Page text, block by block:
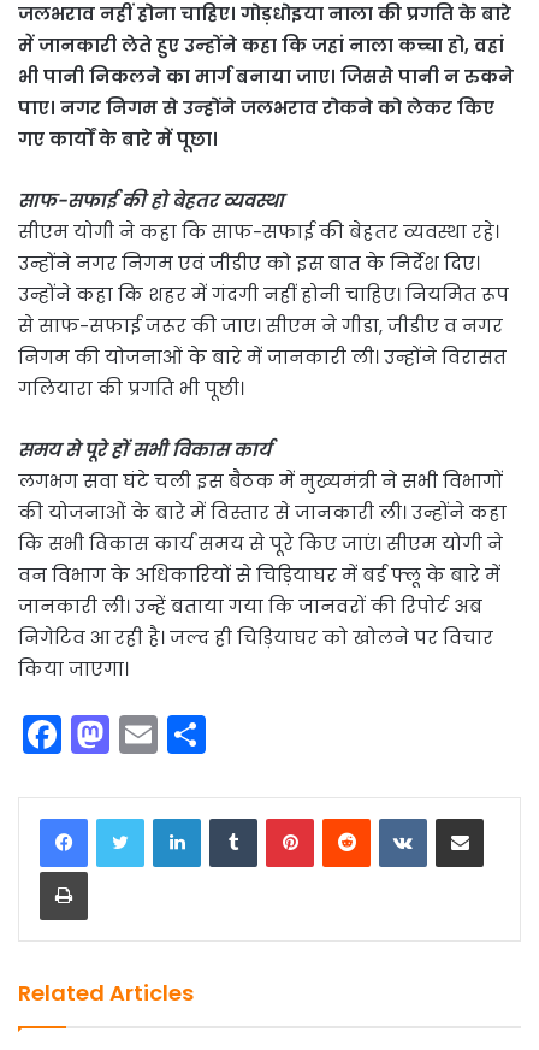
जलभराव नहीं होना चाहिए। गोड़धोइया नाला की प्रगति के बारे
में जानकारी लेते हुए उन्होंने कहा कि जहां नाला कच्चा हो, वहां
भी पानी निकलने का मार्ग बनाया जाए। जिससे पानी न रुकने
पाए। नगर निगम से उन्होंने जलभराव रोकने को लेकर किए
गए कार्यों के बारे में पूछा।
साफ-सफाई की हो बेहतर व्यवस्था
सीएम योगी ने कहा कि साफ-सफाई की बेहतर व्यवस्था रहे।
उन्होंने नगर निगम एवं जीडीए को इस बात के निर्देश दिए।
उन्होंने कहा कि शहर में गंदगी नहीं होनी चाहिए। नियमित रूप
से साफ-सफाई जरूर की जाए। सीएम ने गीडा, जीडीए व नगर
निगम की योजनाओं के बारे में जानकारी ली। उन्होंने विरासत
गलियारा की प्रगति भी पूछी।
समय से पूरे हों सभी विकास कार्य
लगभग सवा घंटे चली इस बैठक में मुख्यमंत्री ने सभी विभागों
की योजनाओं के बारे में विस्तार से जानकारी ली। उन्होंने कहा
कि सभी विकास कार्य समय से पूरे किए जाएं। सीएम योगी ने
वन विभाग के अधिकारियों से चिड़ियाघर में बर्ड फ्लू के बारे में
जानकारी ली। उन्हें बताया गया कि जानवरों की रिपोर्ट अब
निगेटिव आ रही है। जल्द ही चिड़ियाघर को खोलने पर विचार
किया जाएगा।
F
a
c
e
b
o
k
M
a
st
o
o
E
m
ai ar
e
LinkedInTumblrPinterestReddit VKontakteShare via Email
Print
Related Articles